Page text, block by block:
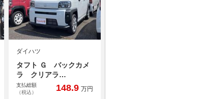
ダイハツ
タフト Ｇ バックカメ
ラ クリアラ…
支払総額
（税込）
148.9 万円